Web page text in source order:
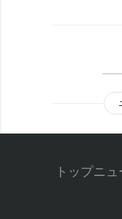
トップニュ